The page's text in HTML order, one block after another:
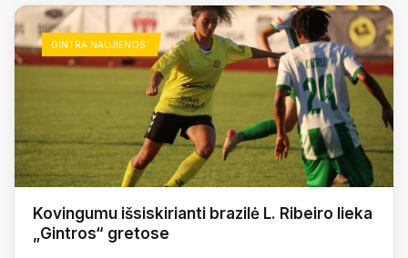
GINTRA NAUJIENOS
Kovingumu išsiskirianti brazilė L. Ribeiro lieka
„Gintros“ gretose